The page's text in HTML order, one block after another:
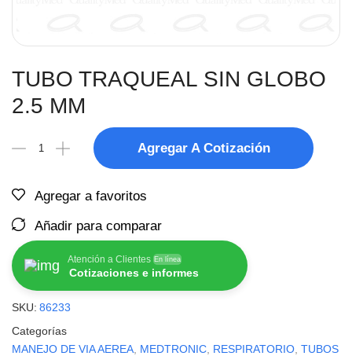
TUBO TRAQUEAL SIN GLOBO
2.5 MM
Agregar A Cotización
Agregar a favoritos
Añadir para comparar
Atención a Clientes En línea
Cotizaciones e informes
SKU: 86233
Categorías
MANEJO DE VIA AEREA MEDTRONIC RESPIRATORIO TUBOS